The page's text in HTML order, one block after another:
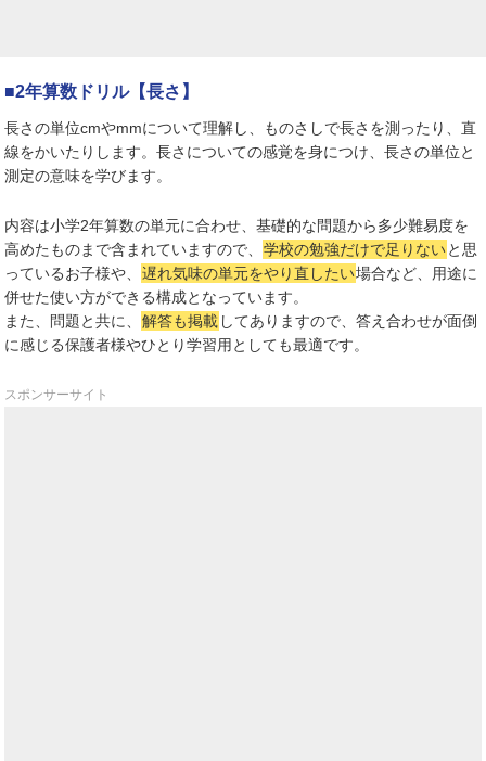
■2年算数ドリル【長さ】
長さの単位cmやmmについて理解し、ものさしで長さを測ったり、直
線をかいたりします。長さについての感覚を身につけ、長さの単位と
測定の意味を学びます。
内容は小学2年算数の単元に合わせ、基礎的な問題から多少難易度を
高めたものまで含まれていますので、 学校の勉強だけで足りないと思
っているお子様や、 遅れ気味の単元をやり直したい場合など、用途に
併せた使い方ができる構成となっています。
また、問題と共に、 解答も掲載 してありますので、答え合わせが面倒
に感じる保護者様やひとり学習用としても最適です。
スポンサーサイト